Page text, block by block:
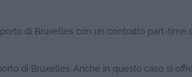
di Bruxelles con un contratto part-time
di Bruxelles. Anche in questo caso si